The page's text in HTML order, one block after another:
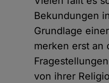
Bekundungen
Grundlage
merken erst an
von ihrer